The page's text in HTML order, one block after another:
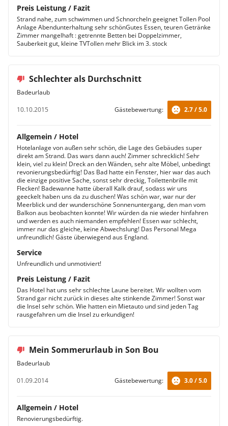
Preis Leistung / Fazit
Strand nahe, zum schwimmen und Schnorcheln geeignet Tollen Pool
Anlage Abendunterhaltung sehr schönGutes Essen, teuren Getränke
Zimmer mangelhaft : getrennte Betten bei Doppelzimmer,
Sauberkeit gut, kleine TVTollen mehr Blick im 3. stock
Schlechter als Durchschnitt
Badeurlaub
10.10.2015
Gästebewertung: 2.7 / 5.0
Allgemein / Hotel
Hotelanlage von außen sehr schön, die Lage des Gebäudes super
direkt am Strand. Das wars dann auch! Zimmer schrecklich! Sehr
klein, viel zu klein! Dreck an den Wänden, sehr alte Möbel, unbedingt
revonierungsbedürftig! Das Bad hatte ein Fenster, hier war das auch
die einzige positive Sache, sonst sehr dreckig, Toilettenbrille mit
Flecken! Badewanne hatte überall Kalk drauf, sodass wir uns
geeckelt haben uns da zu duschen! Was schön war, war nur der
Meerblick und der wunderschöne Sonnenuntergang, den man vom
Balkon aus beobachten konnte! Wir würden da nie wieder hinfahren
und werden es auch niemanden empfehlen! Essen war schlecht,
immer nur das gleiche, keine Abwechslung! Das Personal Mega
unfreundlich! Gäste überwiegend aus England.
Service
Unfreundlich und unmotiviert!
Preis Leistung / Fazit
Das Hotel hat uns sehr schlechte Laune bereitet. Wir wollten vom
Strand gar nicht zurück in dieses alte stinkende Zimmer! Sonst war
die Insel sehr schön. Wie hatten ein Mietauto und sind jeden Tag
rausgefahren um die Insel zu erkundigen!
Mein Sommerurlaub in Son Bou
Badeurlaub
01.09.2014
Gästebewertung: 3.0 / 5.0
Allgemein / Hotel
Renovierungsbedürftig.